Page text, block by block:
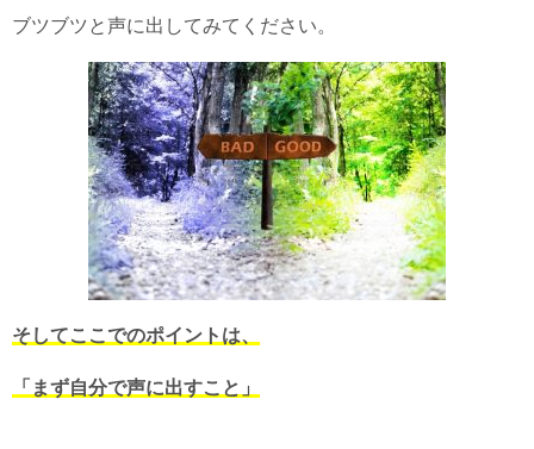
ブツブツと声に出してみてください。
そしてここでのポイントは、
「まず自分で声に出すこと」